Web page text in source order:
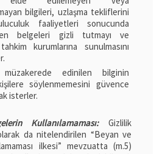
bilgileri, uzlaşma tekliflerini
faaliyetleri sonucunda
belgeleri gizli tutmayı ve
kurumlarına sunulmasını
müzakerede edinilen bilginin
söylenmemesini güvence
isterler.
Kullanılamaması:Gizlilik
da nitelendirilen “Beyan ve
ilkesi” mevzuatta (m.5)